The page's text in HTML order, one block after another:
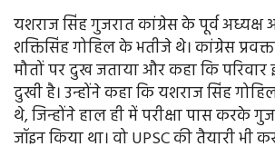
यशराज सिंह गुजरात कांग्रेस के पूर्व अध्यक्ष
शक्तिसिंह गोहिल के भतीजे थे। कांग्रेस
मौतों पर दुख जताया और कहा कि
दुखी है। उन्होंने कहा कि यशराज सिंह
थे, जिन्होंने हाल ही में परीक्षा पास करके
जॉइन किया था। वो UPSC की तैयारी भी